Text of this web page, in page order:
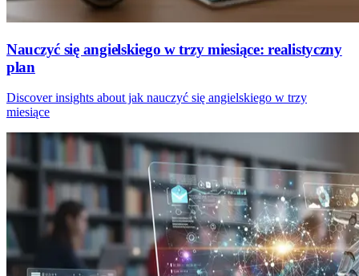
Nauczyć się angielskiego w trzy miesiące: realistyczny
plan
Discover insights about jak nauczyć się angielskiego w trzy
miesiące